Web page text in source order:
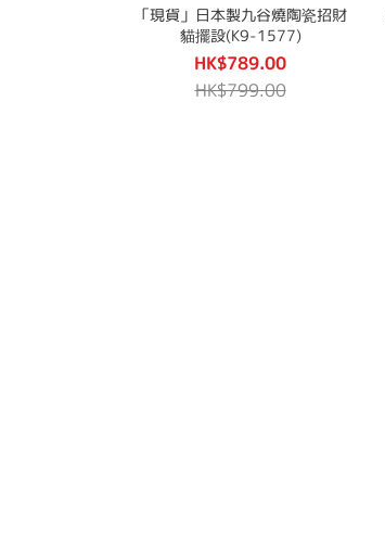
「現貨」日本製九谷燒陶瓷招財
貓擺設(K9-1577)
HK$789.00
HK$799.00